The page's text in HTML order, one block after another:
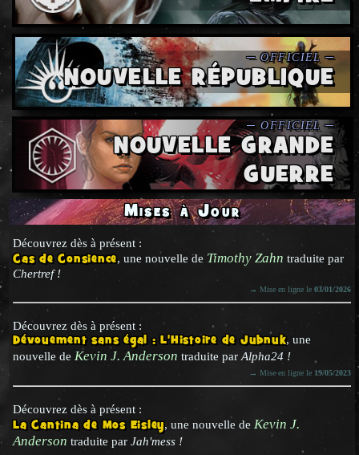
Mises à Jour
Découvrez dès à présent :
Cas de Consience, une nouvelle de Timothy Zahn traduite par
Chertref !
→ Mise en ligne le03/01/2026
Découvrez dès à présent :
Dévouement sans égal : L'Histoire de Jubnuk, une
nouvelle de Kevin J. Anderson traduite parAlpha24 !
→ Mise en ligne le 19/05/2023
Découvrez dès à présent :
La Cantina de Mos Eisley, une nouvelle de Kevin J.
Anderson traduite parJah'mess !
NOUVELLE RÉPUBLIQUE
NOUVELLE GRANDE
GUERRE